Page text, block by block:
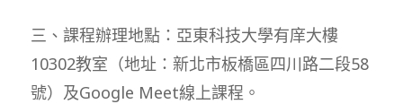
三、課程辦理地點：亞東科技大學有庠大樓
10302教室（地址：新北市板橋區四川路二段58
號）及Google Meet線上課程。